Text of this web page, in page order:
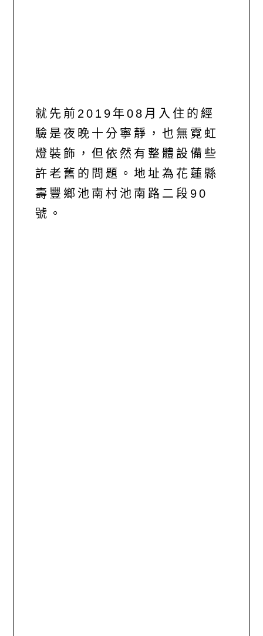
就先前2019年08月入住的經
驗是夜晚十分寧靜，也無霓虹
燈裝飾，但依然有整體設備些
許老舊的問題。地址為花蓮縣
壽豐鄉池南村池南路二段90
號。